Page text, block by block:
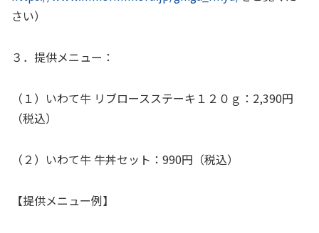
さい）
３．提供メニュー：
（１）いわて牛 リブロースステーキ１２０ｇ： 2,390円
（税込）
（２）いわて牛 牛丼セット： 990円（税込）
【提供メニュー例】